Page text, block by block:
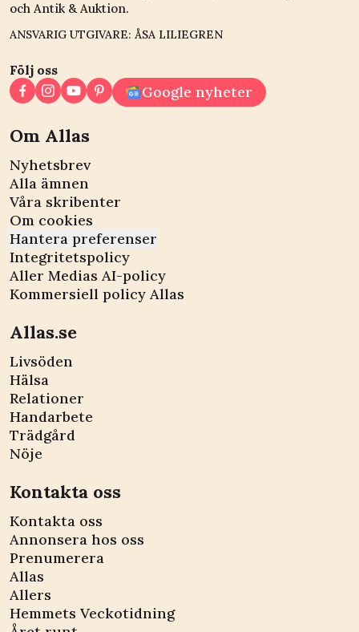
och Antik & Auktion.
ANSVARIG UTGIVARE: ÅSA LILIEGREN
Följ oss
Google nyheter
Om Allas
Nyhetsbrev
Alla ämnen
Våra skribenter
Om cookies
Hantera preferenser
Integritetspolicy
Aller Medias AI-policy
Kommersiell policy Allas
Allas.se
Livsöden
Hälsa
Relationer
Handarbete
Trädgård
Nöje
Kontakta oss
Kontakta oss
Annonsera hos oss
Prenumerera
Allas
Allers
Hemmets Veckotidning